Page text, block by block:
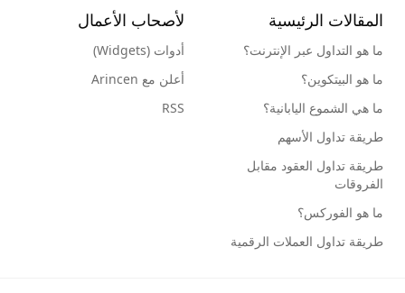
المقالات الرئيسية
ما هو التداول عبر الإنترنت؟
ما هو البيتكوين؟
ما هي الشموع اليابانية؟
طريقة تداول الأسهم
طريقة تداول العقود مقابل
الفروقات
ما هو الفوركس؟
طريقة تداول العملات الرقمية
لأصحاب الأعمال
أدوات (Widgets)
أعلن مع Arincen
RSS